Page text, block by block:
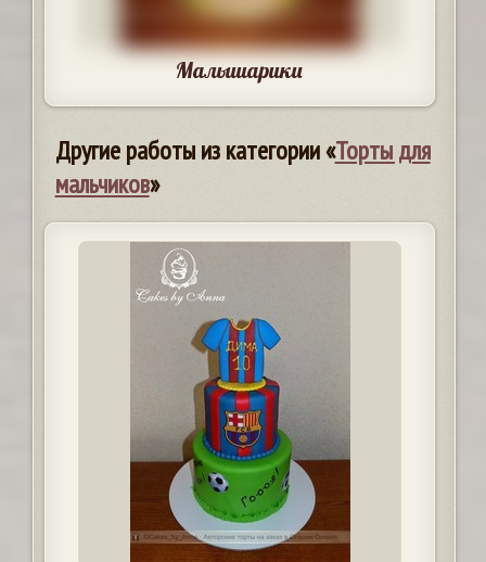
Малышарики
Другие работы из категории «Торты для
мальчиков»